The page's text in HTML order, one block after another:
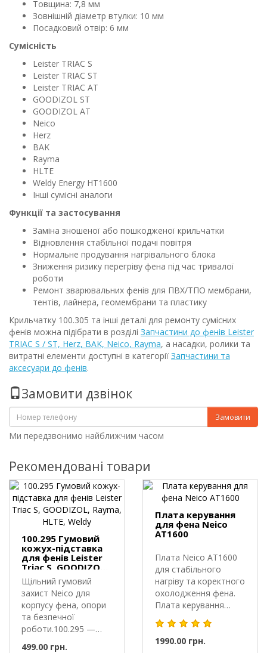
Товщина: 7,8 мм
Зовнішній діаметр втулки: 10 мм
Посадковий отвір: 6 мм
Сумісність
Leister TRIAC S
Leister TRIAC ST
Leister TRIAC AT
GOODIZOL ST
GOODIZOL AT
Neico
Herz
BAK
Rayma
HLTE
Weldy Energy HT1600
Інші сумісні аналоги
Функції та застосування
Заміна зношеної або пошкодженої крильчатки
Відновлення стабільної подачі повітря
Нормальне продування нагрівального блока
Зниження ризику перегріву фена під час тривалої
роботи
Ремонт зварювальних фенів для ПВХ/ТПО мембрани,
тентів, лайнера, геомембрани та пластику
Крильчатку 100.305 та інші деталі для ремонту сумісних
фенів можна підібрати в розділі Запчастини до фенів Leister
TRIAC S / ST, Herz, BAK, Neico, Rayma, а насадки, ролики та
витратні елементи доступні в категорії Запчастини та
аксесуари до фенів.
Замовити дзвінок
Замовити
Ми передзвонимо найближчим часом
Рекомендовані товари
100.295 Гумовий
кожух-підставка
для фенів Leister
Triac S, GOODIZOL,
Rayma, HLTE, Weldy
Щільний гумовий
захист Neico для
корпусу фена, опори
та безпечної
роботи.100.295 —
499.00 грн.
Плата керування
для фена Neico
AT1600
Плата Neico AT1600
для стабільного
нагріву та коректного
охолодження фена.
Плата керування
Neico AT..
1990.00 грн.